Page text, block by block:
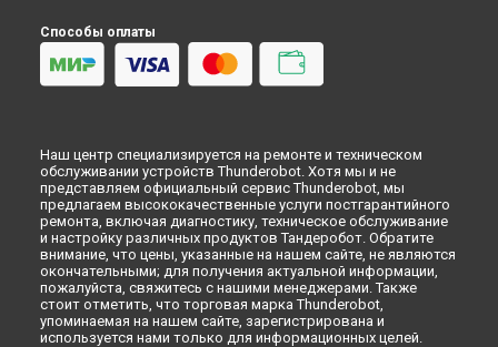
Способы оплаты
Наш центр специализируется на ремонте и техническом
обслуживании устройств Thunderobot. Хотя мы и не
представляем официальный сервис Thunderobot, мы
предлагаем высококачественные услуги постгарантийного
ремонта, включая диагностику, техническое обслуживание
и настройку различных продуктов Тандеробот. Обратите
внимание, что цены, указанные на нашем сайте, не являются
окончательными; для получения актуальной информации,
пожалуйста, свяжитесь с нашими менеджерами. Также
стоит отметить, что торговая марка Thunderobot,
упоминаемая на нашем сайте, зарегистрирована и
используется нами только для информационных целей.